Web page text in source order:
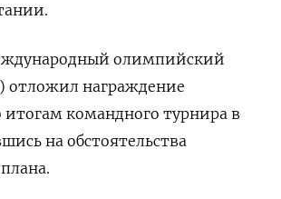
олимпийский
награждение
командного турнира в
на обстоятельства